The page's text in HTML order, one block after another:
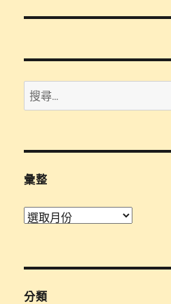
篇
章:
搜
尋
鍵
彙整
彙
分類